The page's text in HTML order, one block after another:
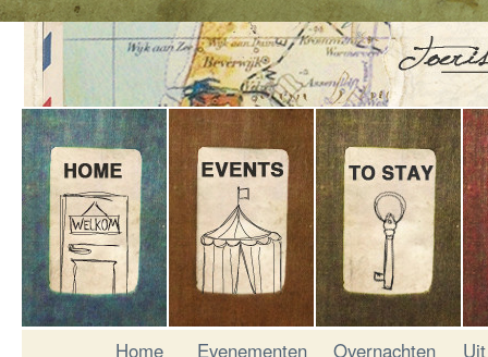
Home Evenementen Overnachten
Uit